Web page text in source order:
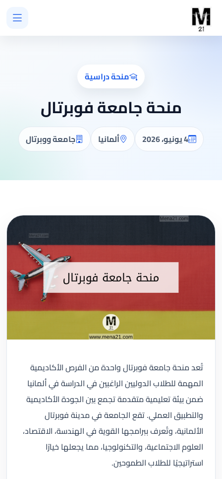
منحة دراسية
منحة جامعة فوبرتال
4 يونيو، 2026 ألمانيا جامعة ووبرتال
تُعد منحة جامعة فوبرتال واحدة من الفرص الأكاديمية
المهمة للطلاب الدوليين الراغبين في الدراسة في ألمانيا
ضمن بيئة تعليمية متقدمة تجمع بين الجودة الأكاديمية
والتطبيق العملي. تقع الجامعة في مدينة فوبرتال
الألمانية، وتُعرف ببرامجها القوية في الهندسة، الاقتصاد،
العلوم الاجتماعية، والتكنولوجيا، مما يجعلها خيارًا
استراتيجيًا للطلاب الطموحين.